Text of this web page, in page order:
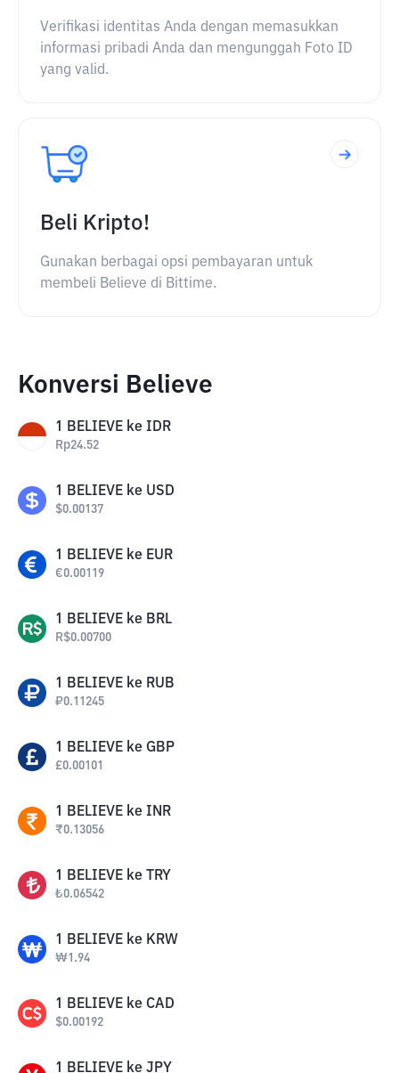
Verifikasi identitas Anda dengan memasukkan
informasi pribadi Anda dan mengunggah Foto ID
yang valid.
Beli Kripto!
Gunakan berbagai opsi pembayaran untuk
membeli Believe di Bittime.
Konversi Believe
1 BELIEVE ke IDR
Rp24.52
1 BELIEVE ke USD
$0.00137
1 BELIEVE ke EUR
€0.00119
1 BELIEVE ke BRL
R$0.00700
1 BELIEVE ke RUB
₽0.11245
1 BELIEVE ke GBP
£0.00101
1 BELIEVE ke INR
₹0.13056
1 BELIEVE ke TRY
₺0.06542
1 BELIEVE ke KRW
₩1.94
1 BELIEVE ke CAD
$0.00192
1 BELIEVE ke JPY